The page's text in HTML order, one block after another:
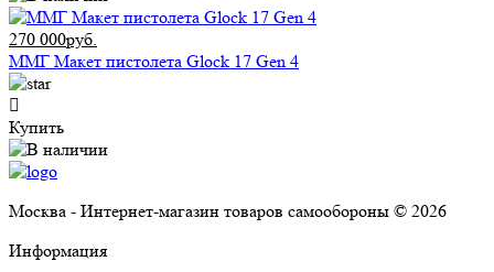
270 000руб.
ММГ Макет пистолета Glock 17 Gen 4
Купить
Москва - Интернет-магазин товаров самообороны © 2026
Информация